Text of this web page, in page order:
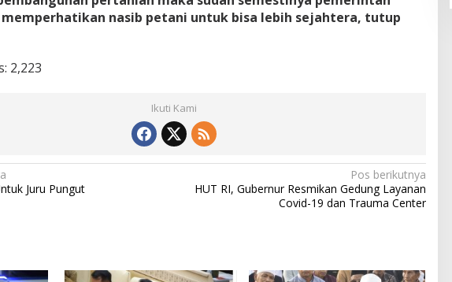
memperhatikan nasib petani untuk bisa lebih sejahtera, tutup
2,223
Ikuti Kami
Juru Pungut
Pos berikutnya
HUT RI, Gubernur Resmikan Gedung Layanan
Covid-19 dan Trauma Center